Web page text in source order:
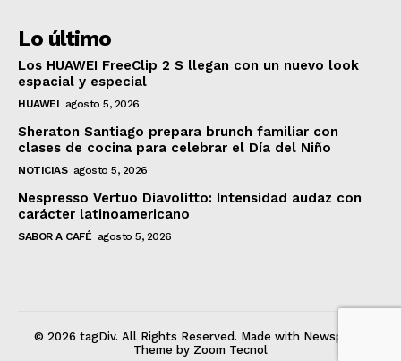
Lo último
Los HUAWEI FreeClip 2 S llegan con un nuevo look
espacial y especial
HUAWEI agosto 5, 2026
Sheraton Santiago prepara brunch familiar con
clases de cocina para celebrar el Día del Niño
NOTICIAS agosto 5, 2026
Nespresso Vertuo Diavolitto: Intensidad audaz con
carácter latinoamericano
SABOR A CAFÉ agosto 5, 2026
© 2026 tagDiv. All Rights Reserved. Made with Newspaper
Theme by Zoom Tecnol